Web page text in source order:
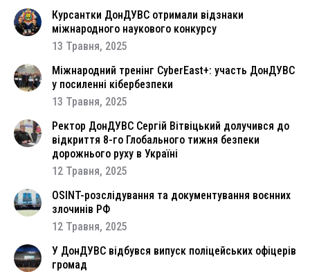
Курсантки ДонДУВС отримали відзнаки
міжнародного наукового конкурсу
13 Травня, 2025
Міжнародний тренінг CyberEast+: участь ДонДУВС
у посиленні кібербезпеки
13 Травня, 2025
Ректор ДонДУВС Сергій Вітвіцький долучився до
відкриття 8-го Глобального тижня безпеки
дорожнього руху в Україні
12 Травня, 2025
OSINT-розслідування та документування воєнних
злочинів РФ
12 Травня, 2025
У ДонДУВС відбувся випуск поліцейських офіцерів
громад